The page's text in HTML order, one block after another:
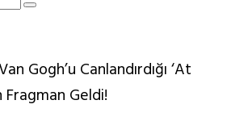
Gogh’u Canlandırdığı ‘At
Fragman Geldi!